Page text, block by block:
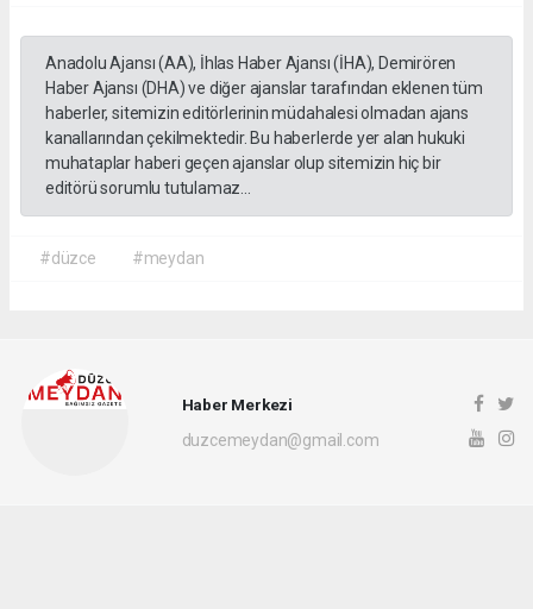
Anadolu Ajansı (AA), İhlas Haber Ajansı (İHA), Demirören
Haber Ajansı (DHA) ve diğer ajanslar tarafından eklenen tüm
haberler, sitemizin editörlerinin müdahalesi olmadan ajans
kanallarından çekilmektedir. Bu haberlerde yer alan hukuki
muhataplar haberi geçen ajanslar olup sitemizin hiç bir
editörü sorumlu tutulamaz...
#düzce #meydan
Haber Merkezi
duzcemeydan@gmail.com